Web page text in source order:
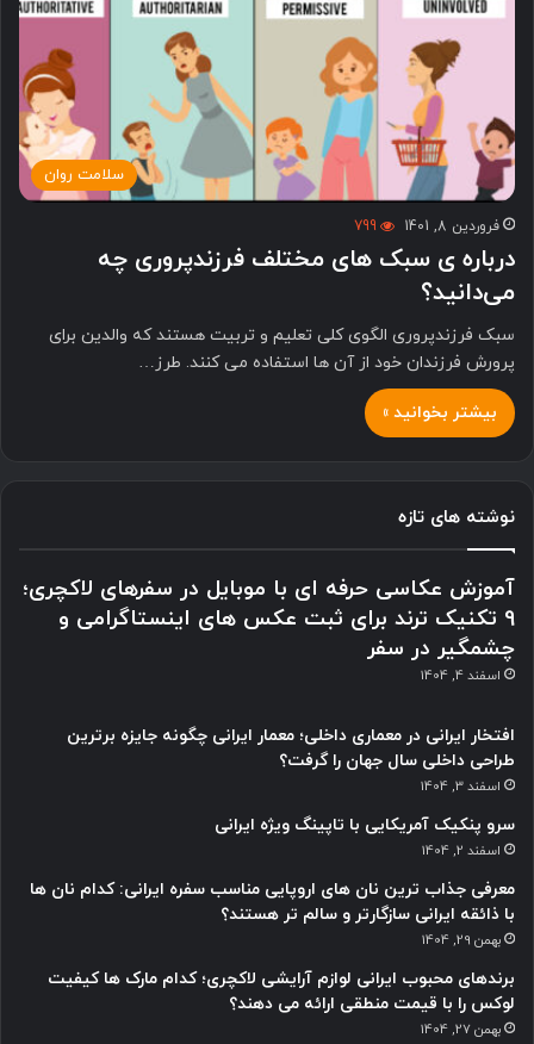
سلامت روان
فروردین 8, 1401 799
درباره ی سبک های مختلف فرزندپروری چه
می‌دانید؟
سبک فرزندپروری الگوی کلی تعلیم و تربیت هستند که والدین برای
پرورش فرزندان خود از آن ها استفاده می کنند. طرز…
بیشتر بخوانید »
نوشته های تازه
آموزش عکاسی حرفه ای با موبایل در سفرهای لاکچری؛
9 تکنیک ترند برای ثبت عکس های اینستاگرامی و
چشمگیر در سفر
اسفند 4, 1404
افتخار ایرانی در معماری داخلی؛ معمار ایرانی چگونه جایزه برترین
طراحی داخلی سال جهان را گرفت؟
اسفند 3, 1404
سرو پنکیک آمریکایی با تاپینگ ویژه ایرانی
اسفند 2, 1404
معرفی جذاب ترین نان های اروپایی مناسب سفره ایرانی: کدام نان ها
با ذائقه ایرانی سازگارتر و سالم تر هستند؟
بهمن 29, 1404
برندهای محبوب ایرانی لوازم آرایشی لاکچری؛ کدام مارک ها کیفیت
لوکس را با قیمت منطقی ارائه می دهند؟
بهمن 27, 1404